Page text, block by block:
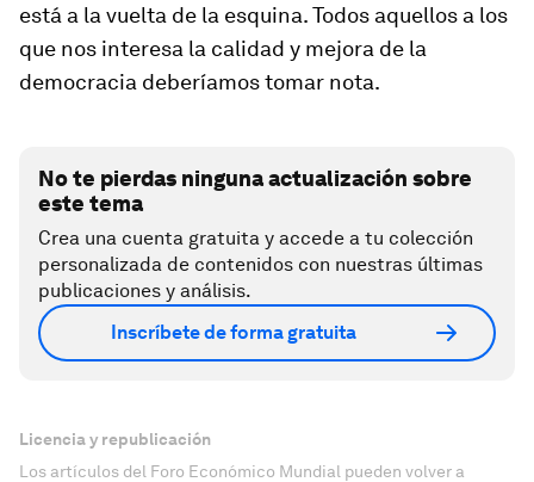
está a la vuelta de la esquina. Todos aquellos a los
que nos interesa la calidad y mejora de la
democracia deberíamos tomar nota.
No te pierdas ninguna actualización sobre
este tema
Crea una cuenta gratuita y accede a tu colección
personalizada de contenidos con nuestras últimas
publicaciones y análisis.
Inscríbete de forma gratuita
Licencia y republicación
Los artículos del Foro Económico Mundial pueden volver a